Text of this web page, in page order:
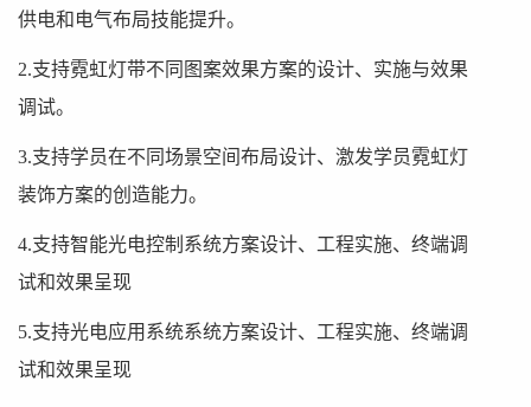
供电和电气布局技能提升。
2.支持霓虹灯带不同图案效果方案的设计、实施与效果
调试。
3.支持学员在不同场景空间布局设计、激发学员霓虹灯
装饰方案的创造能力。
4.支持智能光电控制系统方案设计、工程实施、终端调
试和效果呈现
5.支持光电应用系统系统方案设计、工程实施、终端调
试和效果呈现